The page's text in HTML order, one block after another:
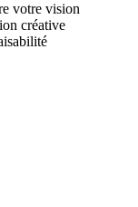
votre vision
créative